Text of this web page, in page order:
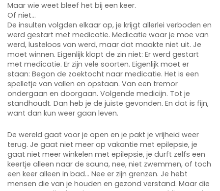
Maar wie weet bleef het bij een keer.
Of niet…
De insulten volgden elkaar op, je krijgt allerlei verboden en
werd gestart met medicatie. Medicatie waar je moe van
werd, lusteloos van werd, maar dat maakte niet uit. Je
moet winnen. Eigenlijk klopt de zin niet: Er werd gestart
met medicatie. Er zijn vele soorten. Eigenlijk moet er
staan: Begon de zoektocht naar medicatie. Het is een
spelletje van vallen en opstaan. Van een tremor
ondergaan en doorgaan. Volgende medicijn. Tot je
standhoudt. Dan heb je de juiste gevonden. En dat is fijn,
want dan kun weer gaan leven.
De wereld gaat voor je open en je pakt je vrijheid weer
terug. Je gaat niet meer op vakantie met epilepsie, je
gaat niet meer winkelen met epilepsie, je durft zelfs een
keertje alleen naar de sauna, nee, niet zwemmen, of toch
een keer alleen in bad… Nee er zijn grenzen. Je hebt
mensen die van je houden en gezond verstand. Maar die